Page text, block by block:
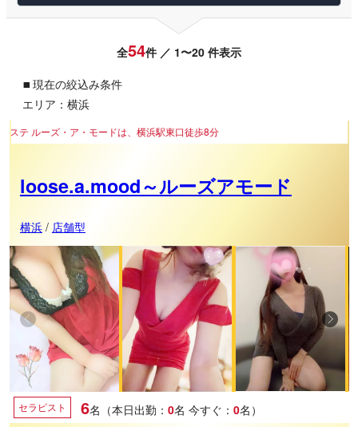
全54件 ／ 1〜20 件表示
▪ 現在の絞込み条件
エリア：横浜
ードは、横浜駅東口徒歩8分
loose.a.mood～ルーズアモード
横浜/ 店舗型
セラピスト 6名（本日出勤： 0名 今すぐ： 0名）